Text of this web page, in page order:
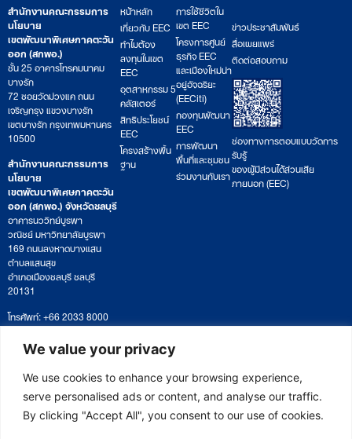
We value your privacy
We use cookies to enhance your browsing experience,
serve personalised ads or content, and analyse our traffic.
By clicking "Accept All", you consent to our use of cookies.
สำนักงานคณะกรรมการ
นโยบาย
เขตพัฒนาพิเศษภาคตะวัน
ออก (สกพอ.)
ชั้น 25 อาคารโทรคมนาคม
บางรัก
72 ซอยวัดม่วงแค ถนน
เจริญกรุง แขวงบางรัก
เขตบางรัก กรุงเทพมหานคร
10500
สำนักงานคณะกรรมการ
นโยบาย
เขตพัฒนาพิเศษภาคตะวัน
ออก (สกพอ.) จังหวัดชลบุรี
อาคารนววิทย์บูรพา
วณิชย์ มหาวิทยาลัยบูรพา
169 ถนนลงหาดบางแสน
ตำบลแสนสุข
อำเภอเมืองชลบุรี ชลบุรี
20131
โทรศัพท์: +66 2033 8000
เวลาทำการ: จันทร์ – ศุกร์
09:00 – 17:00 น.
ติดตามหนังสือหรือยื่นเอกสาร
saraban@eeco.or.th
หน้าหลัก
เกี่ยวกับ EEC
ทำไมต้อง
ลงทุนในเขต
EEC
อุตสาหกรรม 5
คลัสเตอร์
สิทธิประโยชน์
EEC
โครงสร้างพื้น
ฐาน
การใช้ชีวิตใน
เขต EEC
โครงการศูนย์
ธุรกิจ EEC
และเมืองใหม่น่า
อยู่อัจฉริยะ
(EECiti)
กองทุนพัฒนา
EEC
การพัฒนา
พื้นที่และชุมชน
ร่วมงานกับเรา
ข่าวประชาสัมพันธ์
สื่อเผยแพร่
ติดต่อสอบถาม
ช่องทางการตอบแบบวัดการ
รับรู้
ของผู้มีส่วนได้ส่วนเสีย
ภายนอก (EEC)